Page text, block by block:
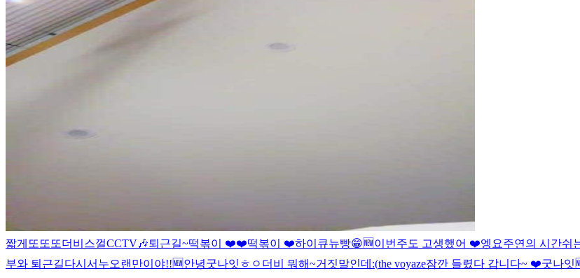
짧게 또또 또더비 스껄CCTV🎶퇴근길~떡볶이 ❤️❤️떡볶이 ❤️하이 큐뉴빵😁🆕이번주도 고생했어 ❤️엥 요주연의 시간쉬
부와 퇴근길다시 서누오랜만이야!!🆕안녕굿나잇 ㅎㅇ 더비 뭐해~거짓말인데 :(the voyaze잠깐 들렸다 갑니다~ ❤️굿나잇